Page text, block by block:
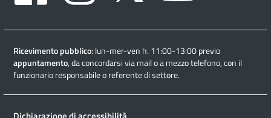
Ricevimento pubblico: lun-mer-ven h. 11:00-13:00 previo
appuntamento, da concordarsi via mail o a mezzo telefono, con il
funzionario responsabile o referente di settore.